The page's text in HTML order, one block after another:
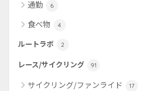
通勤 6
食べ物 4
ルートラボ 2
レース/サイクリング 91
サイクリング/ファンライド 17